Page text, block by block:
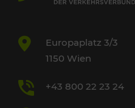
Europaplatz 3/3
1150 Wien
+43 800 22 23 24